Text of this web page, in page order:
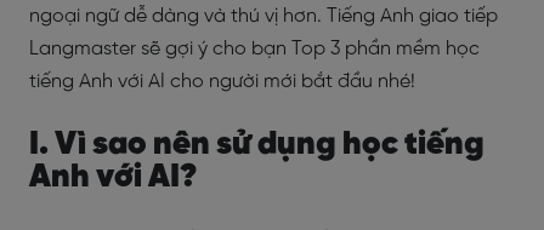
ngoại ngữ dễ dàng và thú vị hơn.
Tiếng Anh giao tiếp
Langmaster sẽ gợi ý cho bạn Top 3 phần mềm học
tiếng Anh với AI cho người mới bắt đầu nhé!
I. Vì sao nên sử dụng học tiếng
Anh với AI?